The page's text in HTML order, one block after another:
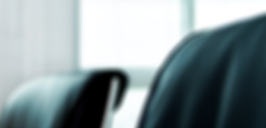
นวัตกรรมของเรา
ผลิตภัณฑ์ของเรา